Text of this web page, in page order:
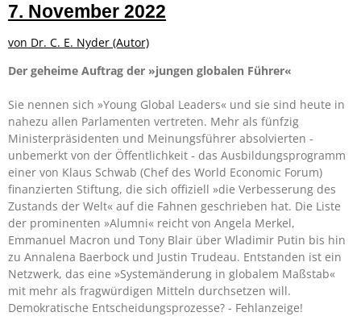
7. November 2022
von Dr. C. E. Nyder (Autor)
Der geheime Auftrag der »jungen globalen Führer«
Sie nennen sich »Young Global Leaders« und sie sind heute in
nahezu allen Parlamenten vertreten. Mehr als fünfzig
Ministerpräsidenten und Meinungsführer absolvierten -
unbemerkt von der Öffentlichkeit - das Ausbildungsprogramm
einer von Klaus Schwab (Chef des World Economic Forum)
finanzierten Stiftung, die sich offiziell »die Verbesserung des
Zustands der Welt« auf die Fahnen geschrieben hat. Die Liste
der prominenten »Alumni« reicht von Angela Merkel,
Emmanuel Macron und Tony Blair über Wladimir Putin bis hin
zu Annalena Baerbock und Justin Trudeau. Entstanden ist ein
Netzwerk, das eine »Systemänderung in globalem Maßstab«
mit mehr als fragwürdigen Mitteln durchsetzen will.
Demokratische Entscheidungsprozesse? - Fehlanzeige!